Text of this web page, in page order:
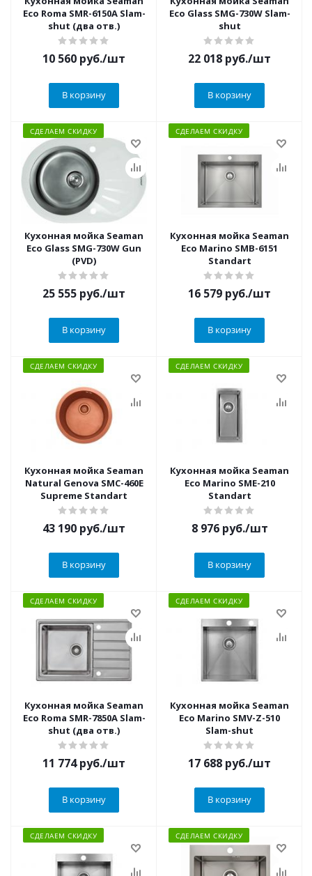
Eco Roma SMR-6150A Slam-
shut (два отв.)
10 560 руб./шт
В корзину
Eco Glass SMG-730W Slam-
shut
22 018 руб./шт
В корзину
СДЕЛАЕМ СКИДКУ
Кухонная мойка Seaman
Eco Glass SMG-730W Gun
(PVD)
25 555 руб./шт
В корзину
СДЕЛАЕМ СКИДКУ
Кухонная мойка Seaman
Eco Marino SMB-6151
Standart
16 579 руб./шт
В корзину
СДЕЛАЕМ СКИДКУ
Кухонная мойка Seaman
Natural Genova SMC-460E
Supreme Standart
43 190 руб./шт
В корзину
СДЕЛАЕМ СКИДКУ
Кухонная мойка Seaman
Eco Marino SME-210
Standart
8 976руб./шт
В корзину
СДЕЛАЕМ СКИДКУ
Кухонная мойка Seaman
Eco Roma SMR-7850A Slam-
shut (два отв.)
11 774руб./шт
В корзину
СДЕЛАЕМ СКИДКУ
Кухонная мойка Seaman
Eco Marino SMV-Z-510
Slam-shut
17 688 руб./шт
В корзину
СДЕЛАЕМ СКИДКУ СДЕЛАЕМ СКИДКУ